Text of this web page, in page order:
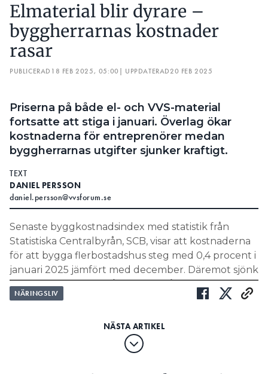
Elmaterial blir dyrare –
byggherrarnas kostnader
rasar
PUBLICERAD 18 FEB 2025, 05:00 | UPPDATERAD20 FEB 2025
Priserna på både el- och VVS-material
fortsatte att stiga i januari. Överlag ökar
kostnaderna för entreprenörer medan
byggherrarnas utgifter sjunker kraftigt.
TEXT
DANIEL PERSSON
daniel.persson@vvsforum.se
Senaste byggkostnadsindex med statistik från
Statistiska Centralbyrån, SCB, visar att kostnaderna
för att bygga flerbostadshus steg med 0,4 procent i
januari 2025 jämfört med december. Däremot sjönk
de med 0,3 procent i årstakt, alltså jämfört med
januari 2024.
”VI KAN INTE JOBBA MED HÖGA PÅSLAG”
NÄRINGSLIV